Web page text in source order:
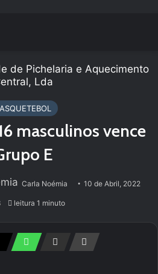
masculinos vence
E
Carla Noémia 10 de Abril, 2022
leitura 1 minuto